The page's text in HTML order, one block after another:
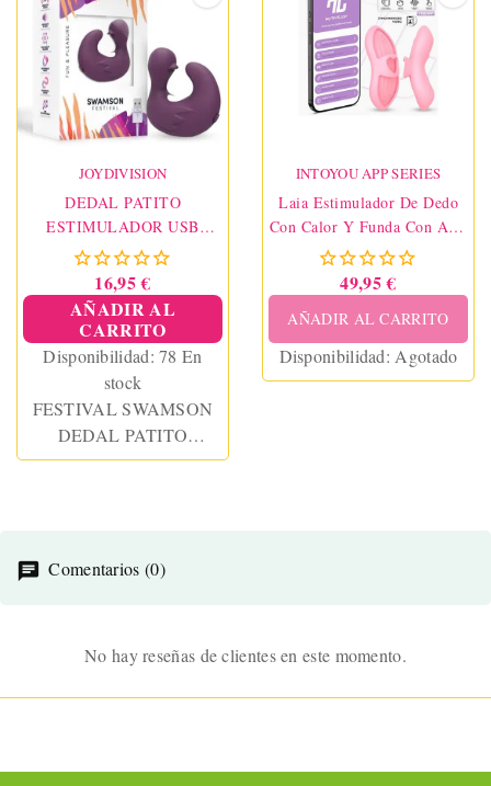
JOYDIVISION
DEDAL PATITO
ESTIMULADOR USB
SILICONA VIOLET
16,95 €
AÑADIR AL
CARRITO
Disponibilidad:78 En
stock
FESTIVAL SWAMSON
DEDAL PATITO
ESTIMULADOR USB
INTOYOU APP SERIES
Laia Estimulador De Dedo
Con Calor Y Funda Con APP
Rosa
49,95 €
AÑADIR AL CARRITO
Disponibilidad: Agotado
Comentarios (0)
No hay reseñas de clientes en este momento.